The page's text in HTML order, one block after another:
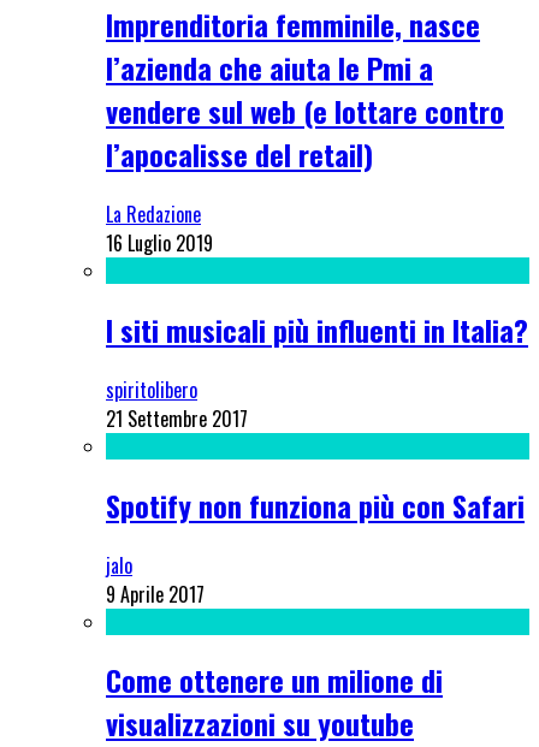
Imprenditoria femminile, nasce
l’azienda che aiuta le Pmi a
vendere sul web (e lottare contro
l’apocalisse del retail)
La Redazione
16 Luglio 2019
I siti musicali più influenti in Italia?
spiritolibero
21 Settembre 2017
Spotify non funziona più con Safari
jalo
9 Aprile 2017
Come ottenere un milione di
visualizzazioni su youtube